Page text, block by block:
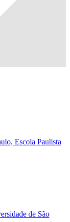
Escola Paulista
de São